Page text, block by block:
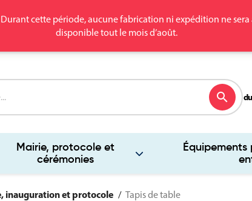
cette période, aucune fabrication ni expédition ne
disponible tout le mois d’août.
Mairie, protocole et
cérémonies
search
inauguration et protocole Tapis de table